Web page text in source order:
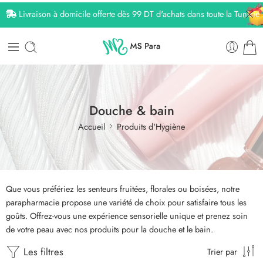
Livraison à domicile offerte dès 99 DT d'achats dans toute la Tunisie
Douche & bain
Accueil Produits d'Hygiène
Que vous préfériez les senteurs fruitées, florales ou boisées, notre
parapharmacie propose une variété de choix pour satisfaire tous les
goûts. Offrez-vous une expérience sensorielle unique et prenez soin
de votre peau avec nos produits pour la douche et le bain.
Les filtres Trier par